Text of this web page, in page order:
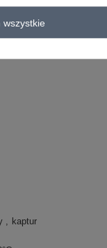
, 6% elastan
kaptur
wszystkie